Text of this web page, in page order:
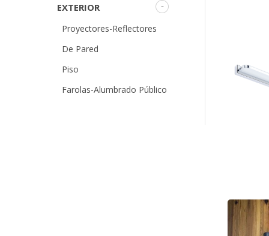
EXTERIOR
Proyectores-Reflectores
De Pared
Piso
Farolas-Alumbrado Público